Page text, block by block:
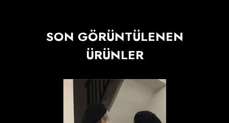
SON GÖRÜNTÜLENEN
ÜRÜNLER